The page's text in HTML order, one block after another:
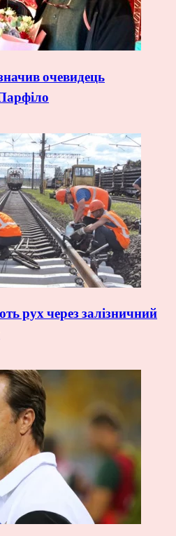
очевидець
рух через залізничний